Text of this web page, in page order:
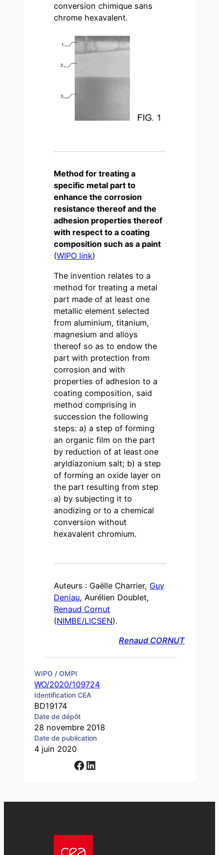
WIPO / OMPI
WO/2020/109724
Identification CEA
BD19174
Date de dépôt
28 novembre 2018
Date de publication
4 juin 2020
Facebook LinkedIn
conversion chimique sans
chrome hexavalent.
Method for treating a
specific metal part to
enhance the corrosion
resistance thereof and the
adhesion properties thereof
with respect to a coating
composition such as a paint
(WIPO link)
The invention relates to a
method for treating a metal
part made of at least one
metallic element selected
from aluminium, titanium,
magnesium and alloys
thereof so as to endow the
part with protection from
corrosion and with
properties of adhesion to a
coating composition, said
method comprising in
succession the following
steps: a) a step of forming
an organic film on the part
by reduction of at least one
aryldiazonium salt; b) a step
of forming an oxide layer on
the part resulting from step
a) by subjecting it to
anodizing or to a chemical
conversion without
hexavalent chromium.
Auteurs : Gaëlle Charrier, Guy
Deniau, Aurélien Doublet,
Renaud Cornut
(NIMBE/LICSEN).
Renaud CORNUT